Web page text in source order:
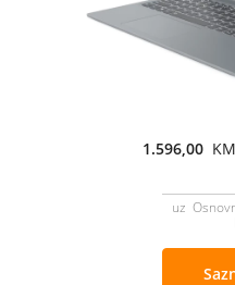
1.596,00
uz